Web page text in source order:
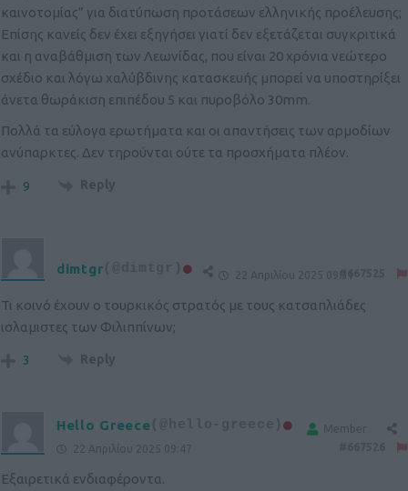
καινοτομίας” για διατύπωση προτάσεων ελληνικής προέλευσης;
Επίσης κανείς δεν έχει εξηγήσει γιατί δεν εξετάζεται συγκριτικά
και η αναβάθμιση των Λεωνίδας, που είναι 20 χρόνια νεώτερο
σχέδιο και λόγω χαλύβδινης κατασκευής μπορεί να υποστηρίξει
άνετα θωράκιση επιπέδου 5 και πυροβόλο 30mm.
Πολλά τα εύλογα ερωτήματα και οι απαντήσεις των αρμοδίων
ανύπαρκτες. Δεν τηρούνται ούτε τα προσχήματα πλέον.
9 Reply
dimtgr 22 Απριλίου 2025 09:31
Τι κοινό έχουν ο τουρκικός στρατός με τους κατσαπλιάδες
ισλαμιστες των Φιλιππίνων;
3 Reply
Hello Greece
Member
22 Απριλίου 2025 09:47
Εξαιρετικά ενδιαφέροντα.